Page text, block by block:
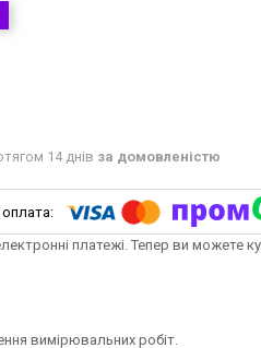
14 днів за домовленістю
платежі. Тепер ви можете
вимірювальних робіт.